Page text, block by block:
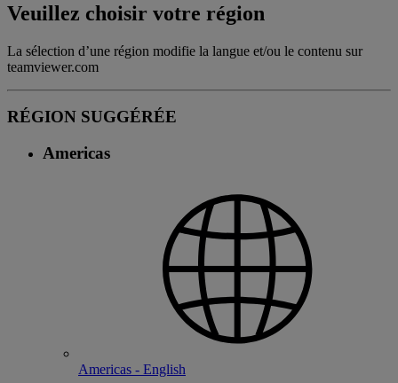
Veuillez choisir votre région
La sélection d’une région modifie la langue et/ou le contenu sur
teamviewer.com
RÉGION SUGGÉRÉE
Americas
Americas - English